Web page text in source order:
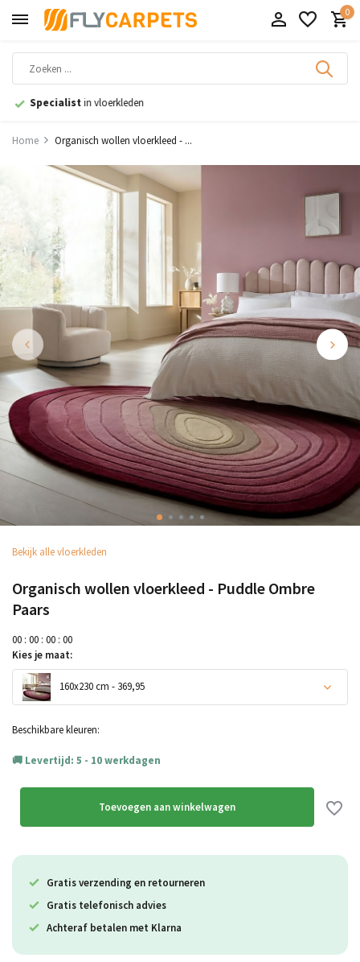
0
9,1uit 11.000+ beoordelingen
Home Organisch wollen vloerkleed - ...
Bekijk alle vloerkleden
Organisch wollen vloerkleed - Puddle Ombre
Paars
00 : 00 : 00 : 00
Kies je maat:
160x230 cm - 369,95
Beschikbare kleuren:
Levertijd: 5 - 10 werkdagen
Toevoegen aan winkelwagen
Gratis verzending en retourneren
Gratis telefonisch advies
Achteraf betalen met Klarna